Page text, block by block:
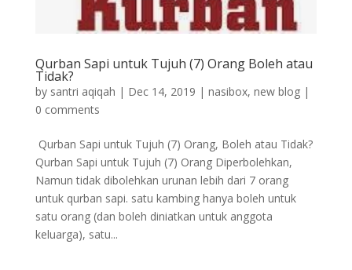
Qurban Sapi untuk Tujuh (7) Orang Boleh atau
Tidak?
by santri aqiqah | Dec 14, 2019 | nasibox, new blog|
0 comments
Qurban Sapi untuk Tujuh (7) Orang, Boleh atau Tidak?
Qurban Sapi untuk Tujuh (7) Orang Diperbolehkan,
Namun tidak dibolehkan urunan lebih dari 7 orang
untuk qurban sapi. satu kambing hanya boleh untuk
satu orang (dan boleh diniatkan untuk anggota
keluarga), satu...